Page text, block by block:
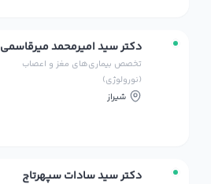
دکتر سید امیرمحمد میرقاسمی
تخصص بیماری‌های مغز و اعصاب
(نورولوژی)
شیراز
دکتر سید سادات سپهرتاج